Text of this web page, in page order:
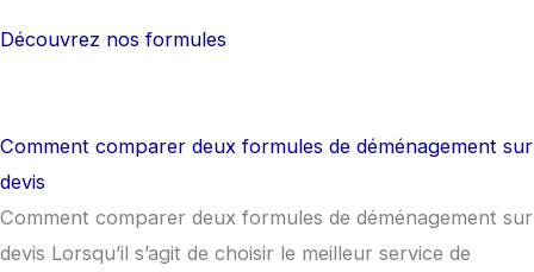
Découvrez nos formules
Comment comparer deux formules de déménagement sur
devis
Comment comparer deux formules de déménagement sur
devis Lorsqu’il s’agit de choisir le meilleur service de